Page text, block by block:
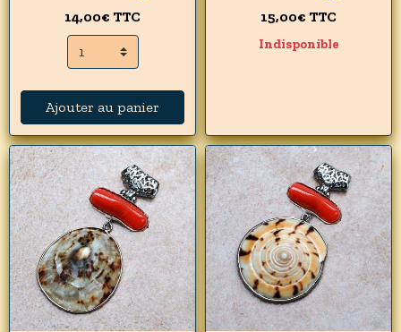
14,00€ TTC
Ajouter au panier
15,00€ TTC
Indisponible